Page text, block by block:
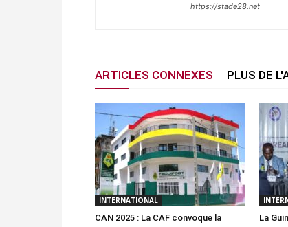
https://stade28.net
ARTICLES CONNEXES PLUS DE
INTERNATIONAL
CAN 2025 : La CAF convoque la
La